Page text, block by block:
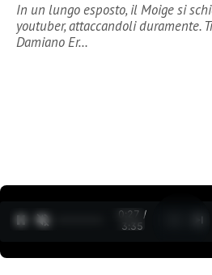
In un lungo esposto, il Moige si
youtuber, attaccandoli duramente.
Damiano Er…
0:27 /
3:35